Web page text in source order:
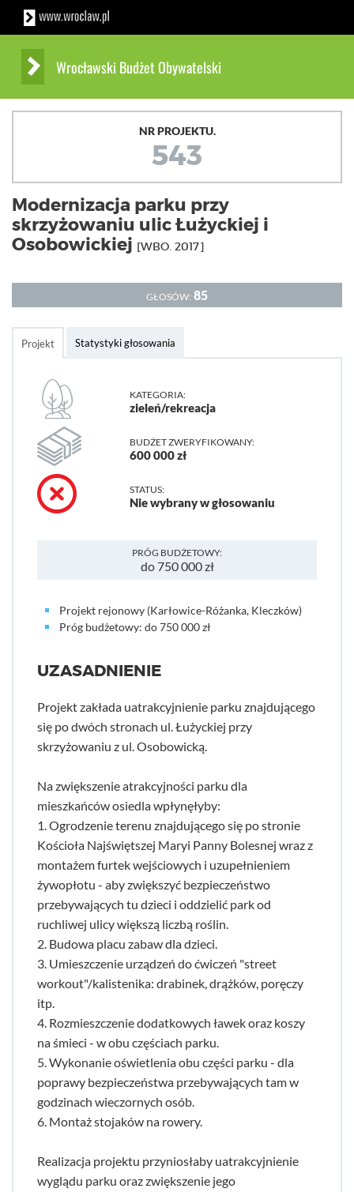
Wrocławski Budżet Obywatelski
NR PROJEKTU.
543
Modernizacja parku przy
skrzyżowaniu ulic Łużyckiej i
Osobowickiej [WBO. 2017]
GŁOSÓW: 85
Projekt Statystyki głosowania
KATEGORIA:
zieleń/rekreacja
BUDŻET ZWERYFIKOWANY:
600 000 zł
STATUS:
Nie wybrany w głosowaniu
PRÓG BUDŻETOWY:
do 750 000 zł
Projekt rejonowy (Karłowice-Różanka, Kleczków)
Próg budżetowy: do 750 000 zł
UZASADNIENIE
Projekt zakłada uatrakcyjnienie parku znajdującego
się po dwóch stronach ul. Łużyckiej przy
skrzyżowaniu z ul. Osobowicką.
Na zwiększenie atrakcyjności parku dla
mieszkańców osiedla wpłynęłyby:
1. Ogrodzenie terenu znajdującego się po stronie
Kościoła Najświętszej Maryi Panny Bolesnej wraz z
montażem furtek wejściowych i uzupełnieniem
żywopłotu - aby zwiększyć bezpieczeństwo
przebywających tu dzieci i oddzielić park od
ruchliwej ulicy większą liczbą roślin.
2. Budowa placu zabaw dla dzieci.
3. Umieszczenie urządzeń do ćwiczeń "street
workout"/kalistenika: drabinek, drążków, poręczy
itp.
4. Rozmieszczenie dodatkowych ławek oraz koszy
na śmieci - w obu częściach parku.
5. Wykonanie oświetlenia obu części parku - dla
poprawy bezpieczeństwa przebywających tam w
godzinach wieczornych osób.
6. Montaż stojaków na rowery.
Realizacja projektu przyniosłaby uatrakcyjnienie
wyglądu parku oraz zwiększenie jego